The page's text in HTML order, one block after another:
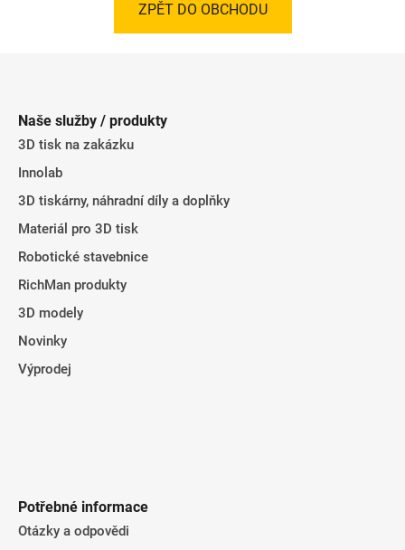
ZPĚT DO OBCHODU
Naše služby / produkty
3D tisk na zakázku
Innolab
3D tiskárny, náhradní díly a doplňky
Materiál pro 3D tisk
Robotické stavebnice
RichMan produkty
3D modely
Novinky
Výprodej
Potřebné informace
Otázky a odpovědi